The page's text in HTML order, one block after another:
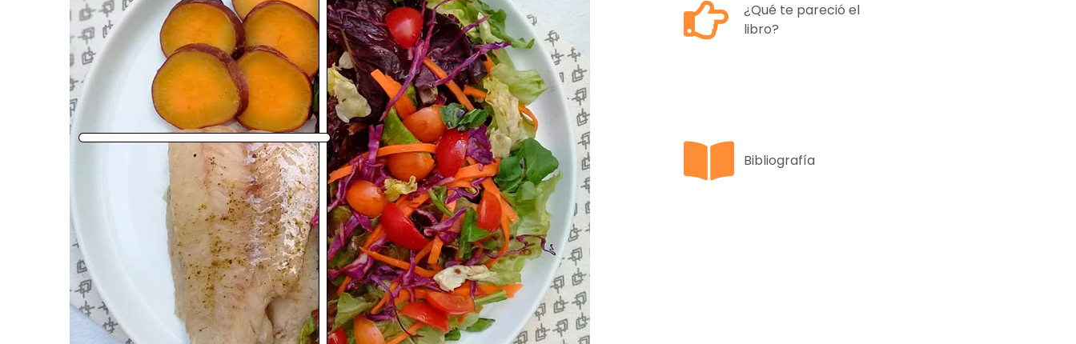
¿Qué te pareció el
libro?
Bibliografía